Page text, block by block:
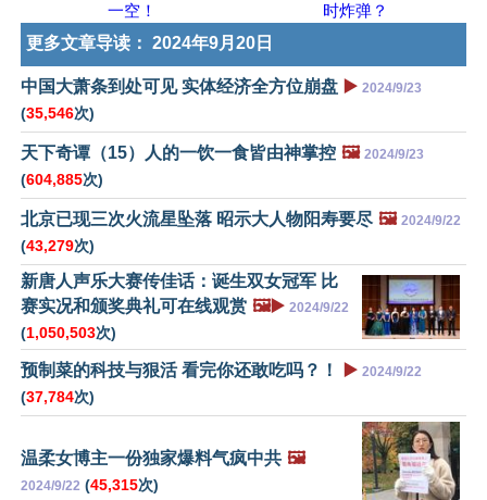
一空！
时炸弹？
更多文章导读： 2024年9月20日
中国大萧条到处可见 实体经济全方位崩盘 ▶️ 2024/9/23
(35,546次)
天下奇谭（15）人的一饮一食皆由神掌控 🖼️ 2024/9/23
(604,885次)
北京已现三次火流星坠落 昭示大人物阳寿要尽 🖼️ 2024/9/22
(43,279次)
新唐人声乐大赛传佳话：诞生双女冠军 比
赛实况和颁奖典礼可在线观赏 🖼️▶️ 2024/9/22
(1,050,503次)
预制菜的科技与狠活 看完你还敢吃吗？！ ▶️ 2024/9/22
(37,784次)
温柔女博主一份独家爆料气疯中共 🖼️
2024/9/22 (45,315次)